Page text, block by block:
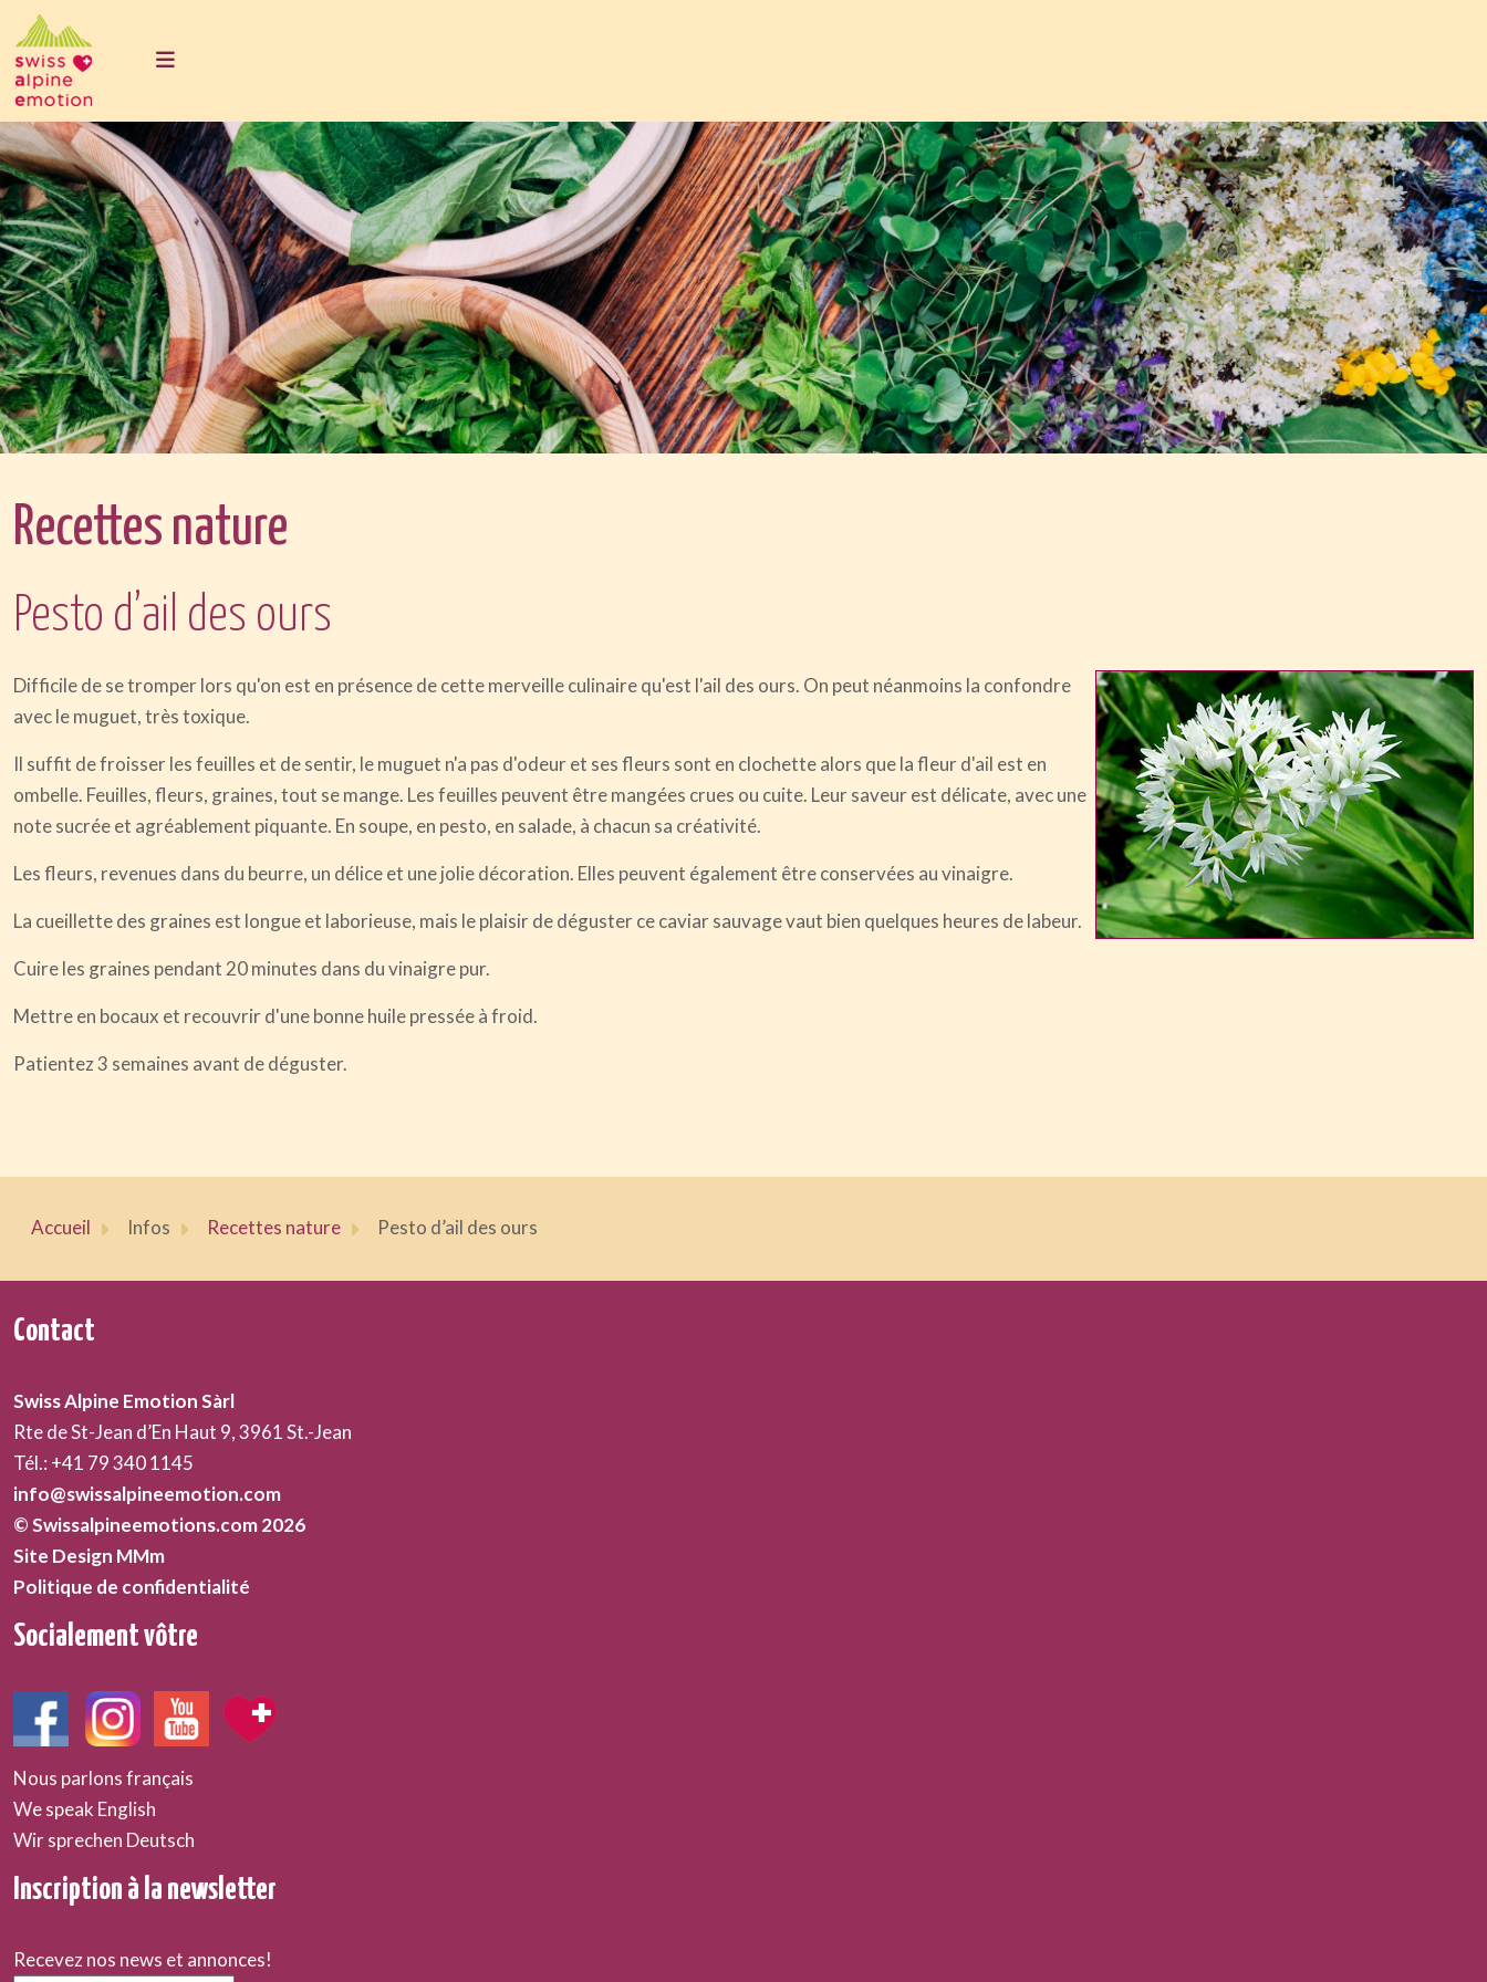
Recettes nature
Pesto d’ail des ours
Difficile de se tromper lors qu'on est en présence de cette merveille culinaire qu'est l'ail des ours. On peut néanmoins la confondre
avec le muguet, très toxique.
Il suffit de froisser les feuilles et de sentir, le muguet n'a pas d'odeur et ses fleurs sont en clochette alors que la fleur d'ail est en
ombelle. Feuilles, fleurs, graines, tout se mange. Les feuilles peuvent être mangées crues ou cuite. Leur saveur est délicate, avec une
note sucrée et agréablement piquante. En soupe, en pesto, en salade, à chacun sa créativité.
Les fleurs, revenues dans du beurre, un délice et une jolie décoration. Elles peuvent également être conservées au vinaigre.
La cueillette des graines est longue et laborieuse, mais le plaisir de déguster ce caviar sauvage vaut bien quelques heures de labeur.
Cuire les graines pendant 20 minutes dans du vinaigre pur.
Mettre en bocaux et recouvrir d'une bonne huile pressée à froid.
Patientez 3 semaines avant de déguster.
Accueil Infos Recettes nature Pesto d’ail des ours
Contact
Swiss Alpine Emotion Sàrl
Rte de St-Jean d’En Haut 9, 3961 St.-Jean
Tél.: +41 79 340 1145
info@swissalpineemotion.com
© Swissalpineemotions.com 2026
Site Design MMm
Politique de confidentialité
Socialement vôtre
Nous parlons français
We speak English
Wir sprechen Deutsch
Inscription à la newsletter
Recevez nos news et annonces!